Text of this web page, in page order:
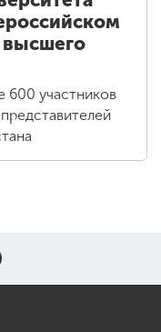
600 участников